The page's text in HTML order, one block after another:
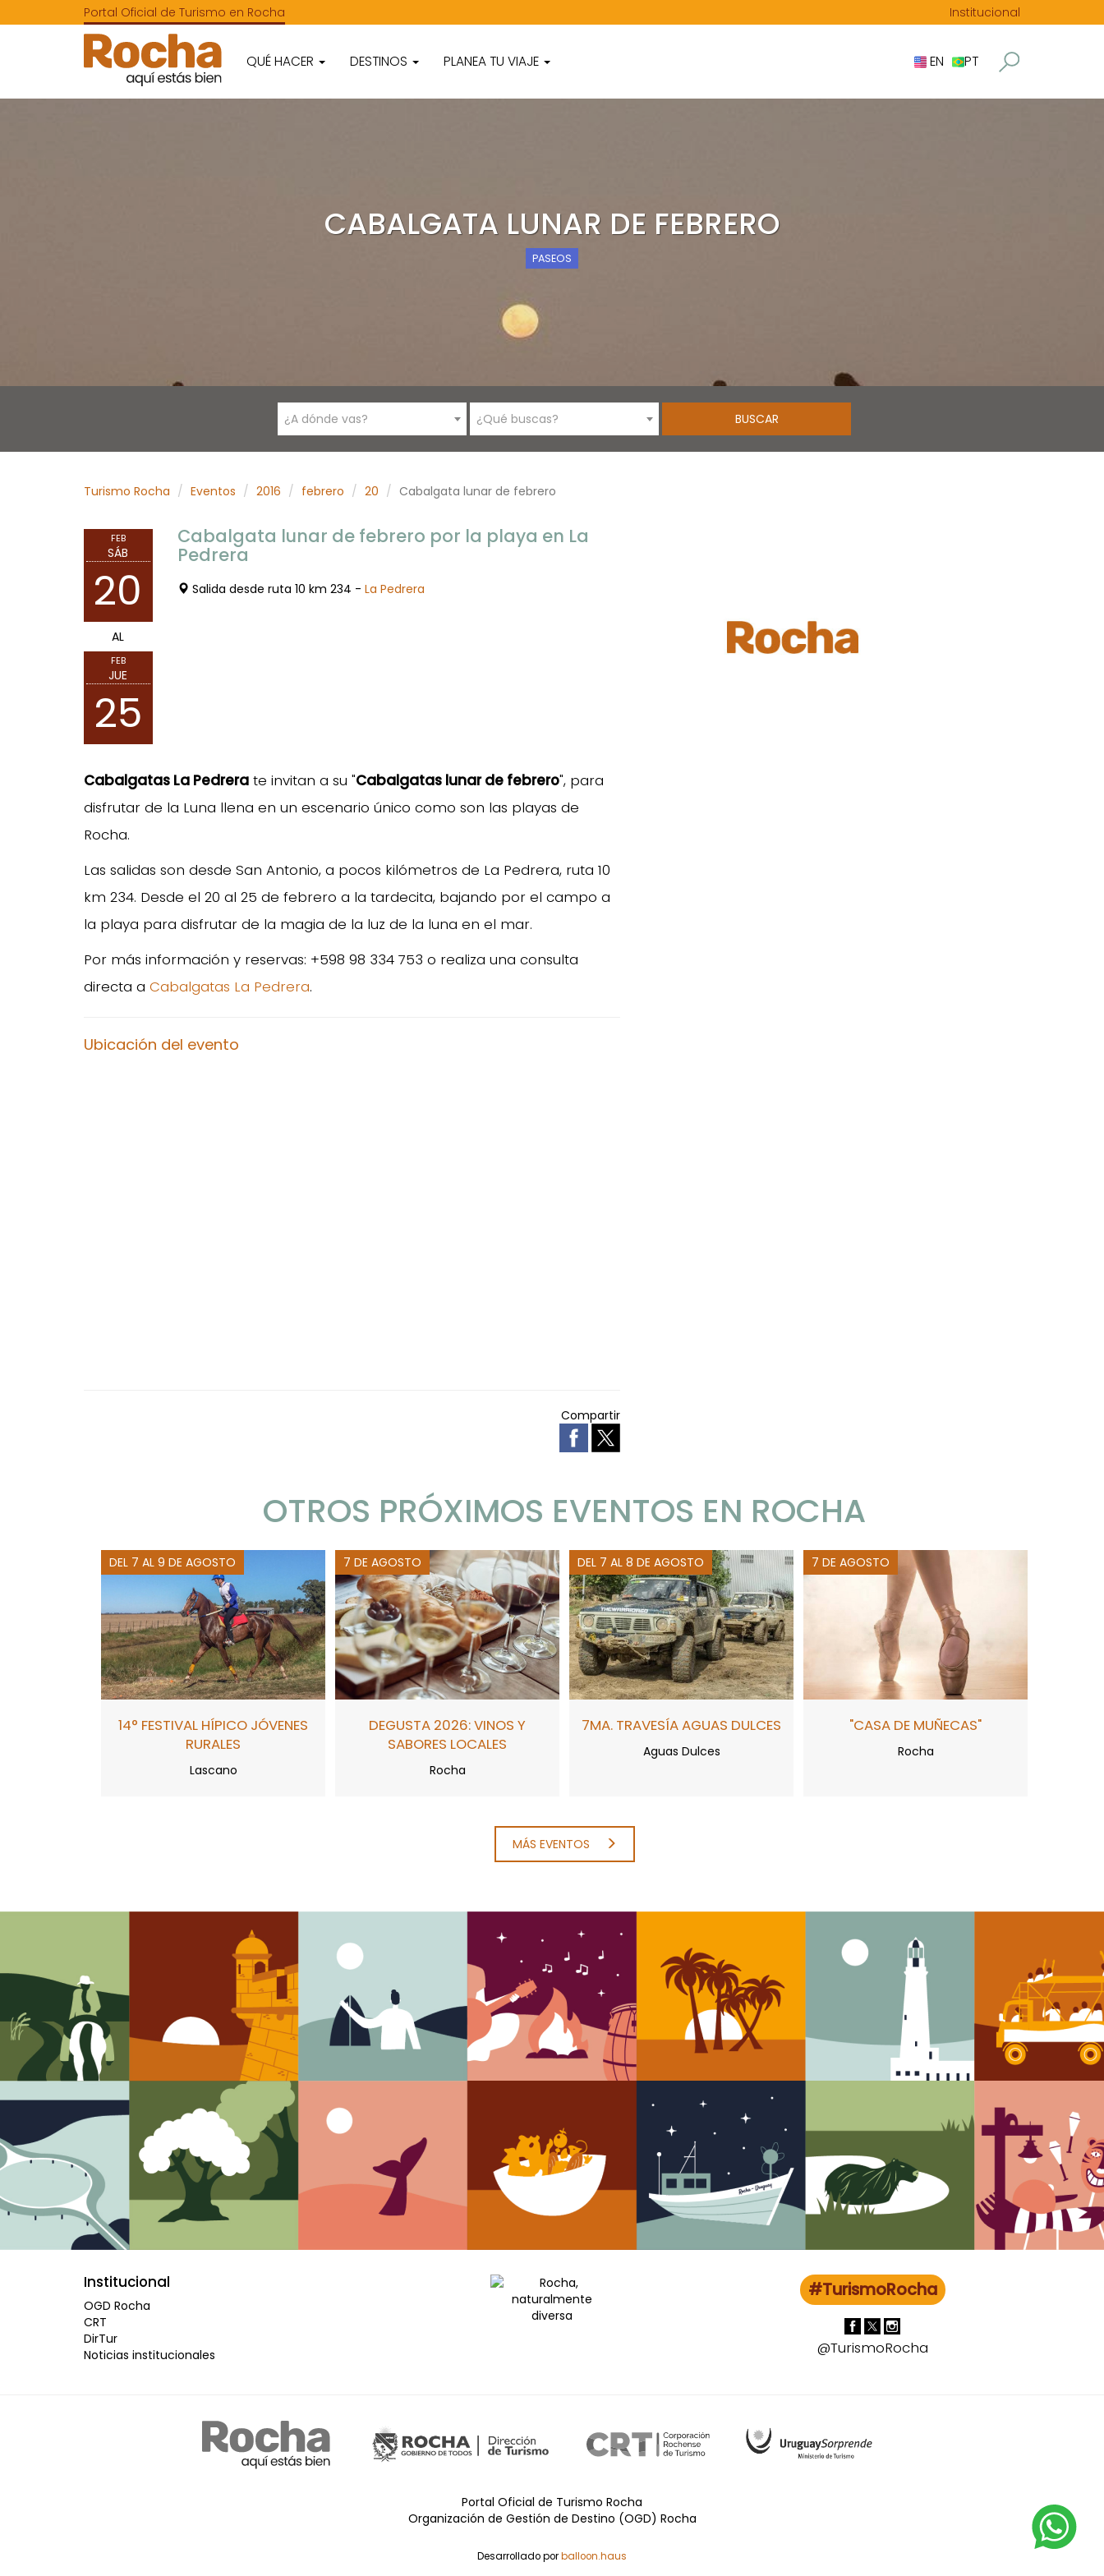
Portal Oficial de Turismo en Rocha Institucional
QUÉ HACER DESTINOS PLANEA TU VIAJE EN PT
CABALGATA LUNAR DE FEBRERO
PASEOS
¿A dónde vas? ¿Qué buscas?
Turismo Rocha Eventos 2016 febrero 20 Cabalgata lunar de febrero
FEB
SÁB
20
AL
FEB
JUE
25
Cabalgata lunar de febrero por la playa en La
Pedrera
Salida desde ruta 10 km 234 - La Pedrera
Cabalgatas La Pedrera te invitan a su "Cabalgatas lunar de febrero", para
disfrutar de la Luna llena en un escenario único como son las playas de
Rocha.
Las salidas son desde San Antonio, a pocos kilómetros de La Pedrera, ruta 10
km 234. Desde el 20 al 25 de febrero a la tardecita, bajando por el campo a
la playa para disfrutar de la magia de la luz de la luna en el mar.
Por más información y reservas: +598 98 334 753 o realiza una consulta
directa a Cabalgatas La Pedrera.
Ubicación del evento
Compartir
OTROS PRÓXIMOS EVENTOS EN ROCHA
DEL 7 AL 9 DE AGOSTO
14° FESTIVAL HÍPICO JÓVENES
RURALES
Lascano
7 DE AGOSTO
DEGUSTA 2026: VINOS Y
SABORES LOCALES
Rocha
DEL 7 AL 8 DE AGOSTO
7MA. TRAVESÍA AGUAS DULCES
Aguas Dulces
7 DE AGOSTO
"CASA DE MUÑECAS"
Rocha
MÁS EVENTOS
Institucional
OGD Rocha
CRT
DirTur
Noticias institucionales
#TurismoRocha
@TurismoRocha
Portal Oficial de Turismo Rocha
Organización de Gestión de Destino (OGD) Rocha
Desarrollado porballoon.haus